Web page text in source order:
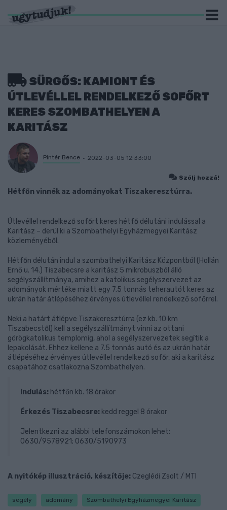
SÜRGŐS: KAMIONT ÉS
ÚTLEVÉLLEL RENDELKEZŐ SOFŐRT
KERES SZOMBATHELYEN A
KARITÁSZ
Pintér Bence 2022-03-05 12:33:00
Szólj hozzá!
Hétfőn vinnék az adományokat Tiszakeresztúrra.
Útlevéllel rendelkező sofőrt keres hétfő délutáni indulással a
Karitász – derül ki a Szombathelyi Egyházmegyei Karitász
közleményéből.
Hétfőn délután indul a szombathelyi Karitász Központból (Hollán
Ernő u. 14.) Tiszabecsre a karitász 5 mikrobuszból álló
segélyszállítmánya, amihez a katolikus segélyszervezet az
adományok mértéke miatt egy 7.5 tonnás teherautót keres az
ukrán határ átlépéséhez érvényes útlevéllel rendelkező sofőrrel.
Neki a határt átlépve Tiszakeresztúrra (ez kb. 10 km
Tiszabecstől) kell a segélyszállítmányt vinni az ottani
görögkatolikus templomig, ahol a segélyszervezetek segítik a
lepakolását. Ehhez kellene a 7.5 tonnás autó és az ukrán határ
átlépéséhez érvényes útlevéllel rendelkező sofőr, aki a karitász
csapatához csatlakozna Szombathelyen.
Indulás: hétfőn kb. 18 órakor
Érkezés Tiszabecsre: kedd reggel 8 órakor
Jelentkezni az alábbi telefonszámokon lehet:
0630/9578921; 0630/5190973
A nyitókép illusztráció, készítője: Czeglédi Zsolt / MTI
segély adomány Szombathelyi Egyházmegyei Karitász